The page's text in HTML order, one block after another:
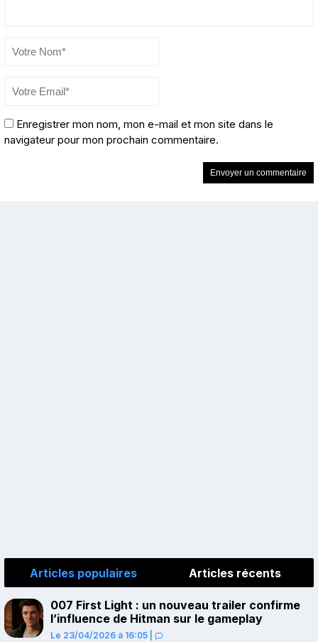
Enregistrer mon nom, mon e-mail et mon site dans le
navigateur pour mon prochain commentaire.
Articles populaires Articles récents
007 First Light : un nouveau trailer confirme
l’influence de Hitman sur le gameplay
Le 23/04/2026 à 16:05